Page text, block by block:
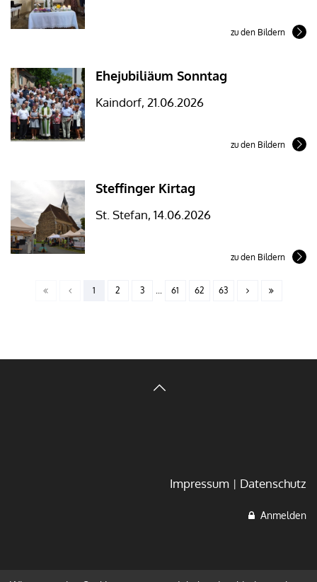
zu den Bildern
Ehejubiliäum Sonntag
Kaindorf, 21.06.2026
zu den Bildern
Steffinger Kirtag
St. Stefan, 14.06.2026
zu den Bildern
1 2 3 61 62 63
Impressum Datenschutz
Anmelden